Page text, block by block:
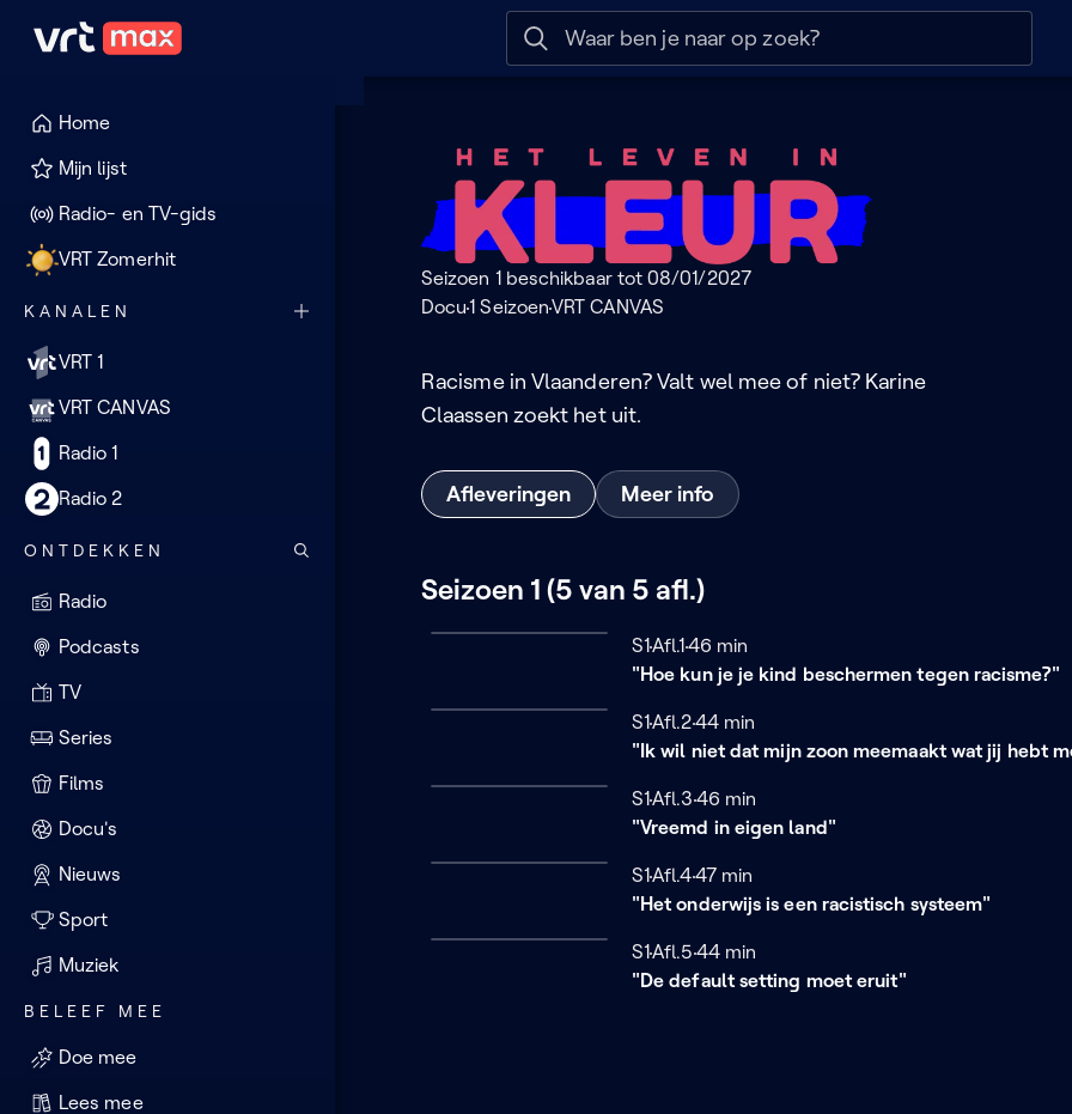
Naar hoofdinhoud Naar help
Home
Mijn lijst
Radio- en TV-gids
VRT Zomerhit
KANALEN
VRT 1
VRT CANVAS
Radio 1
Radio 2
ONTDEKKEN
Radio
Podcasts
TV
Series
Films
Docu's
Nieuws
Sport
Muziek
BELEEF MEE
Doe mee
Lees mee
Het
leven
in
kleur
Seizoen 1 beschikbaar tot 08/01/2027
Docu1 SeizoenVRT CANVAS
Racisme in Vlaanderen? Valt wel mee of niet? Karine
Claassen zoekt het uit.
Afleveringen Meer info
Seizoen 1 (5 van 5 afl.)
Seizoen 1
S1Afl.1 46 minuten
46 min
"Hoe kun je je kind beschermen tegen racisme?"
Seizoen 1
S1Afl.244 minuten
44 min
"Ik wil niet dat mijn zoon meemaakt wat jij hebt
Seizoen 1
S1Afl.3 46 minuten
46 min
"Vreemd in eigen land"
Seizoen 1
S1Afl.447 minuten
47 min
"Het onderwijs is een racistisch systeem"
Seizoen 1
S1Afl.5 44 minuten
44 min
"De default setting moet eruit"